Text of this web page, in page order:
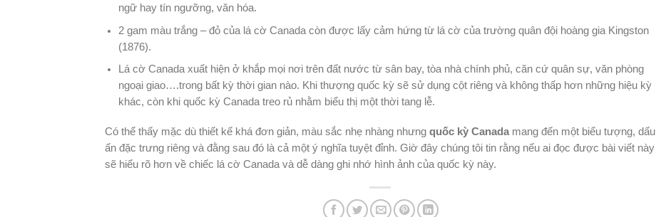
ngữ hay tín ngưỡng, văn hóa.
2 gam màu trắng – đỏ của lá cờ Canada còn được lấy cảm hứng từ lá cờ của trường quân đội hoàng gia Kingston
(1876).
Lá cờ Canada xuất hiện ở khắp mọi nơi trên đất nước từ sân bay, tòa nhà chính phủ, căn cứ quân sự, văn phòng
ngoại giao….trong bất kỳ thời gian nào. Khi thượng quốc kỳ sẽ sử dụng cột riêng và không thấp hơn những hiệu kỳ
khác, còn khi quốc kỳ Canada treo rủ nhằm biểu thị một thời tang lễ.
Có thể thấy mặc dù thiết kế khá đơn giản, màu sắc nhẹ nhàng nhưng quốc kỳ Canada mang đến một biểu tượng, dấu
ấn đặc trưng riêng và đằng sau đó là cả một ý nghĩa tuyệt đỉnh. Giờ đây chúng tôi tin rằng nếu ai đọc được bài viết này
sẽ hiểu rõ hơn về chiếc lá cờ Canada và dễ dàng ghi nhớ hình ảnh của quốc kỳ này.